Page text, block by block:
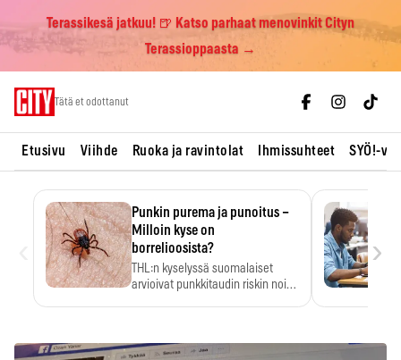
Terassikesä jatkuu! 🍺 Katso parhaat menovinkit Cityn
Terassioppaasta →
Tätä et odottanut
Etusivu Viihde Ruoka ja ravintolat Ihmissuhteet SYÖ!-
Punkin purema ja punoitus –
Milloin kyse on
borrelioosista?
THL:n kyselyssä suomalaiset
arvioivat punkkitaudin riskin noin
›